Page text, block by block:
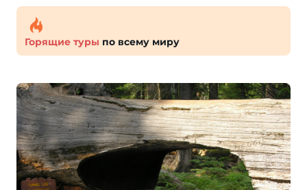
Горящие туры по всему миру